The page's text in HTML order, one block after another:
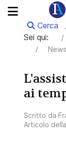
Cerca
Sei qui:
ai
Scritto da
Articolo